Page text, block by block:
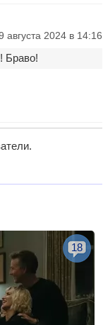
августа 2024 в 14:16
Браво!
18